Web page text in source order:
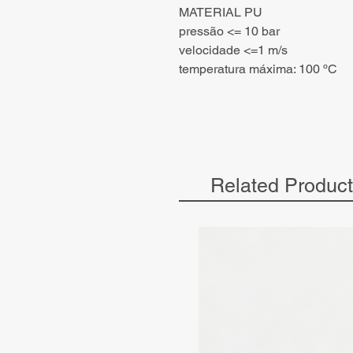
MATERIAL PU
pressão <= 10 bar
velocidade <=1 m/s
temperatura máxima: 100 ºC
Related